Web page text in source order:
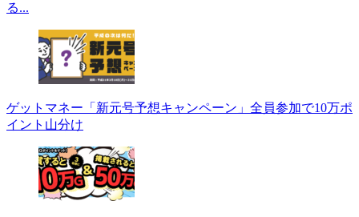
る...
ゲットマネー「新元号予想キャンペーン」全員参加で10万ポ
イント山分け